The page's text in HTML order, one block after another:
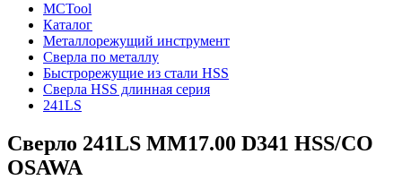
MCTool
Каталог
Металлорежущий инструмент
Сверла по металлу
Быстрорежущие из стали HSS
Сверла HSS длинная серия
241LS
Сверло 241LS MM17.00 D341 HSS/CO
OSAWA